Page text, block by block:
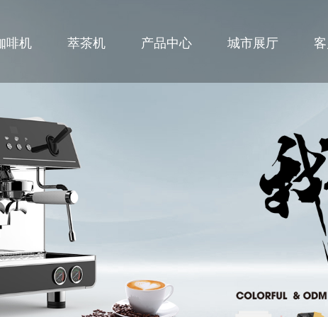
啡机 萃茶机 产品中心 城市展厅